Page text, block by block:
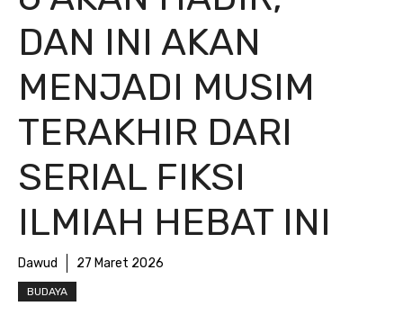
DAN INI AKAN
MENJADI MUSIM
TERAKHIR DARI
SERIAL FIKSI
ILMIAH HEBAT INI
Dawud 27 Maret 2026
BUDAYA